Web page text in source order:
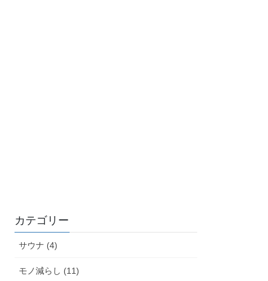
カテゴリー
サウナ (4)
モノ減らし (11)